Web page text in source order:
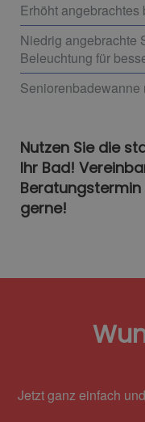
Erhöht
Niedrig angebrachte
Beleuchtung für
Seniorenbadewanne
Nutzen Sie die
Ihr Bad!
gerne!
Jetzt ganz einfach